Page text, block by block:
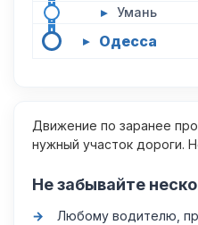
▸ Умань
▸ Одесса
Движение по заранее
нужный участок дороги.
Не забывайте
Любому водителю,